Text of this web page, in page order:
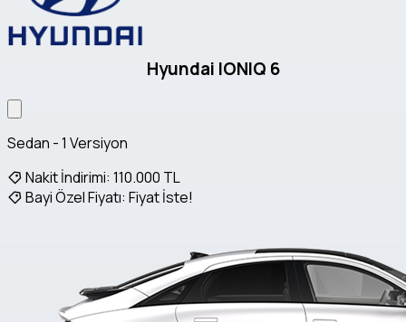
Hyundai IONIQ 6
Sedan - 1 Versiyon
Nakit İndirimi: 110.000 TL
Bayi Özel Fiyatı: Fiyat İste!